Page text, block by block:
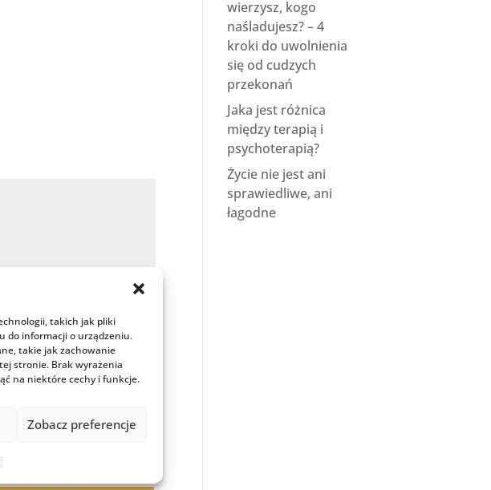
takich jak pliki
do informacji o urządzeniu.
takie jak zachowanie
stronie. Brak wyrażenia
na niektóre cechy i funkcje.
Zobacz preferencje
wierzysz, kogo
naśladujesz? – 4
kroki do uwolnienia
się od cudzych
przekonań
Jaka jest różnica
między terapią i
psychoterapią?
Życie nie jest ani
sprawiedliwe, ani
łagodne